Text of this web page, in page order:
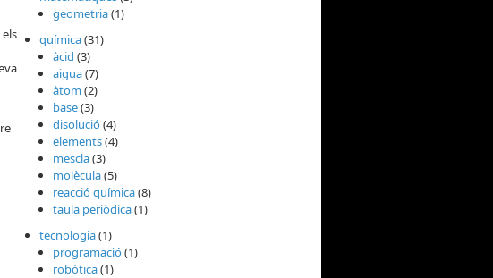
geometria(1)
química(31)
àcid (3)
aigua(7)
àtom (2)
base(3)
disolució(4)
elements(4)
mescla(3)
molècula(5)
reacció química(8)
taula periòdica(1)
tecnologia(1)
programació(1)
robòtica(1)